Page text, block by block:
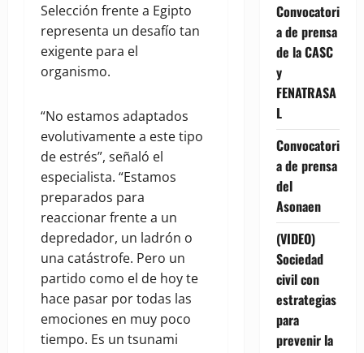
Selección frente a Egipto
representa un desafío tan
exigente para el
organismo.
“No estamos adaptados
evolutivamente a este tipo
de estrés”, señaló el
especialista. “Estamos
preparados para
reaccionar frente a un
depredador, un ladrón o
una catástrofe. Pero un
partido como el de hoy te
hace pasar por todas las
emociones en muy poco
tiempo. Es un tsunami
Convocatori
a de prensa
de la CASC
y
FENATRASA
L
Convocatori
a de prensa
del
Asonaen
(VIDEO)
Sociedad
civil con
estrategias
para
prevenir la